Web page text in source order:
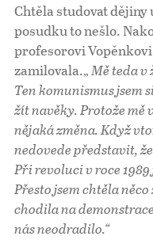
Chtěla studovat
posudku to nešlo.
profesorovi
zamilovala.„Mě teda v
Ten komunismus jsem
žít navěky. Protože mě
nějaká změna. Když
nedovede představit,
Při revoluci v roce
Přesto jsem chtěla
chodila na
nás neodradilo.“